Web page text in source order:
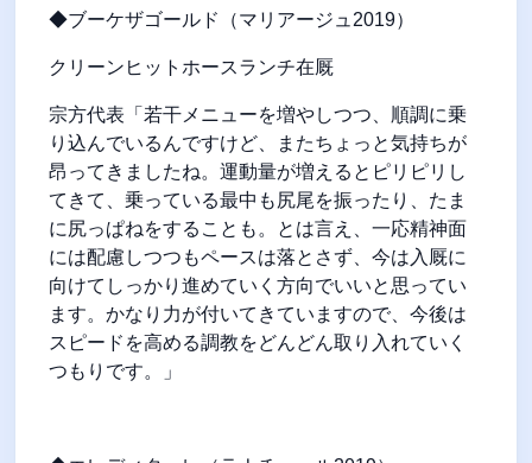
◆ブーケザゴールド（マリアージュ2019）
クリーンヒットホースランチ在厩
宗方代表「若干メニューを増やしつつ、順調に乗
り込んでいるんですけど、またちょっと気持ちが
昂ってきましたね。運動量が増えるとピリピリし
てきて、乗っている最中も尻尾を振ったり、たま
に尻っぱねをすることも。とは言え、一応精神面
には配慮しつつもペースは落とさず、今は入厩に
向けてしっかり進めていく方向でいいと思ってい
ます。かなり力が付いてきていますので、今後は
スピードを高める調教をどんどん取り入れていく
つもりです。」